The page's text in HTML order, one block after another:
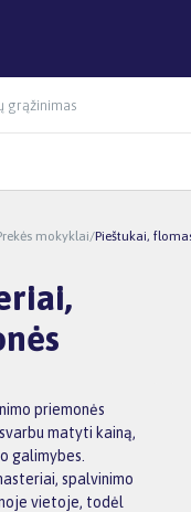
grąžinimas
mokyklai/Pieštukai,
priemonės
matyti kainą,
galimybes.
spalvinimo
vietoje, todėl